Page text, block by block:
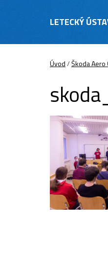
LETECKÝ
Úvod/Škoda Aero